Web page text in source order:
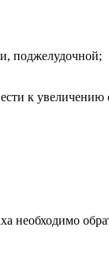
поджелудочной;
к
необходимо